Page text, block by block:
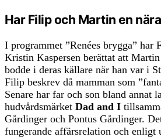
Har Filip och Martin en
I programmet ”Renées brygga” har
Kristin Kaspersen berättat att
bodde i deras källare när han var i
Filip beskrev då mamman som
Senare har far och son bland annat
hudvårdsmärket Dad and I
Gårdinger och Pontus Gårdinger.
fungerande affärsrelation och